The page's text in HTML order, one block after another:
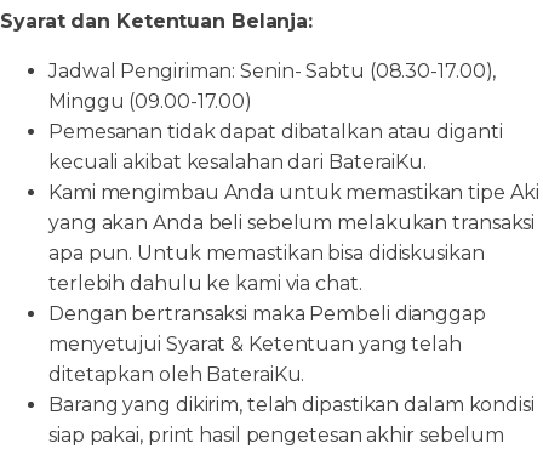
Syarat dan Ketentuan Belanja:
Jadwal Pengiriman: Senin- Sabtu (08.30-17.00),
Minggu (09.00-17.00)
Pemesanan tidak dapat dibatalkan atau diganti
kecuali akibat kesalahan dari BateraiKu.
Kami mengimbau Anda untuk memastikan tipe Aki
yang akan Anda beli sebelum melakukan transaksi
apa pun. Untuk memastikan bisa didiskusikan
terlebih dahulu ke kami via chat.
Dengan bertransaksi maka Pembeli dianggap
menyetujui Syarat & Ketentuan yang telah
ditetapkan oleh BateraiKu.
Barang yang dikirim, telah dipastikan dalam kondisi
siap pakai, print hasil pengetesan akhir sebelum